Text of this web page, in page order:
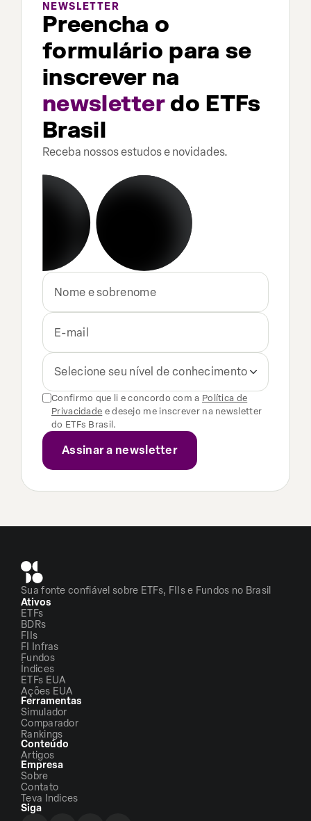
NEWSLETTER
Preencha o
formulário para se
inscrever na
newsletterdo ETFs
Brasil
Receba nossos estudos e novidades.
Selecione seu nível de conhecimento
Confirmo que li e concordo com a Política de
Privacidade e desejo me inscrever na newsletter
do ETFs Brasil.
Sua fonte confiável sobre ETFs, FIIs e Fundos no Brasil
Ativos
ETFs
BDRs
FIIs
FI Infras
Fundos
Índices
ETFs EUA
Ações EUA
Ferramentas
Simulador
Comparador
Rankings
Conteúdo
Artigos
Empresa
Sobre
Contato
Teva Indices
Siga